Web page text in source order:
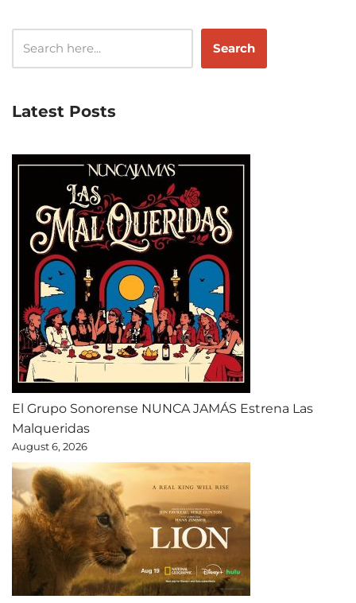
Search
Latest Posts
El Grupo Sonorense NUNCA JAMÁS Estrena Las
Malqueridas
August 6, 2026